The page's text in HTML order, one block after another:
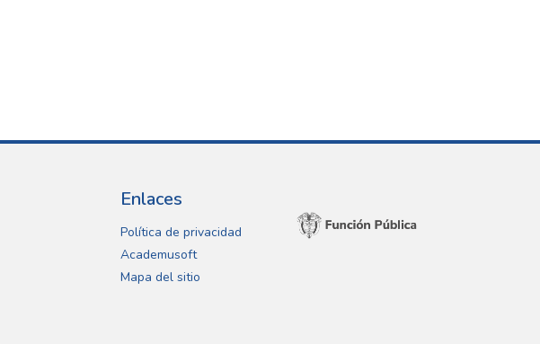
Enlaces
Política de privacidad
Academusoft
Mapa del sitio